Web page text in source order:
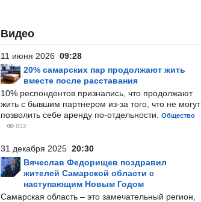
Видео
11 июня 2026 09:28
20% самарских пар продолжают жить
вместе после расставания
10% респондентов признались, что продолжают
жить с бывшим партнером из-за того, что не могут
позволить себе аренду по-отдельности.
Общество
832
31 декабря 2025 20:30
Вячеслав Федорищев поздравил
жителей Самарской области с
наступающим Новым Годом
Самарская область – это замечательный регион,